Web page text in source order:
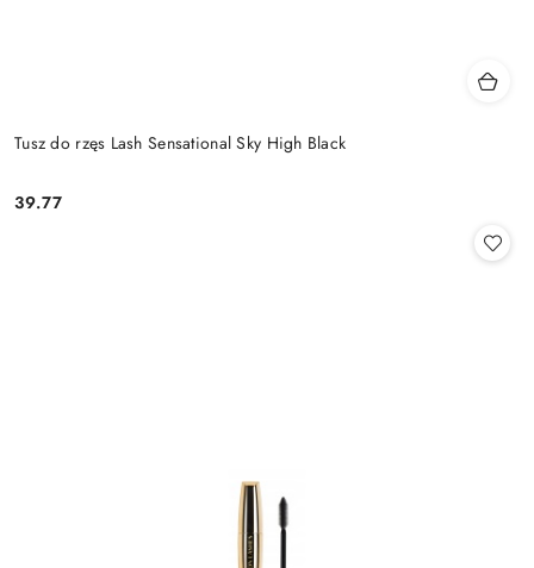
Tusz do rzęs Lash Sensational Sky High Black
Cena:
39.77